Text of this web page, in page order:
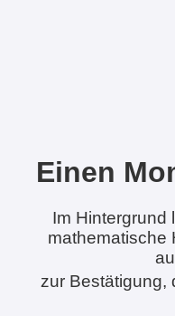
Einen
Im Hintergrund
mathematische
zur Bestätigung,